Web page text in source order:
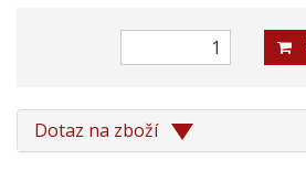
Dotaz na zboží